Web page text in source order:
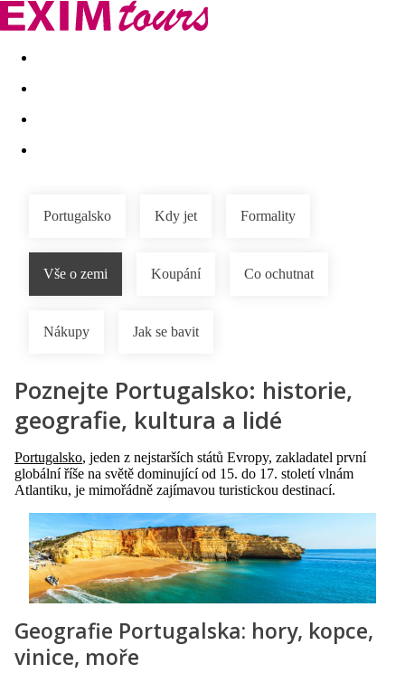
Akční nabídky Last minute
Portugalsko Kdy jet Formality
Vše o zemi Koupání Co ochutnat
Nákupy Jak se bavit
Poznejte Portugalsko: historie,
geografie, kultura a lidé
Portugalsko, jeden z nejstarších států Evropy, zakladatel první
globální říše na světě dominující od 15. do 17. století vlnám
Atlantiku, je mimořádně zajímavou turistickou destinací.
Geografie Portugalska: hory, kopce,
vinice, moře